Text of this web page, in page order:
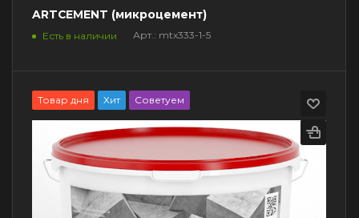
ARTCEMENT (микроцемент)
Есть в наличии Арт.: mtx333-1-5
Товар дня Хит Советуем